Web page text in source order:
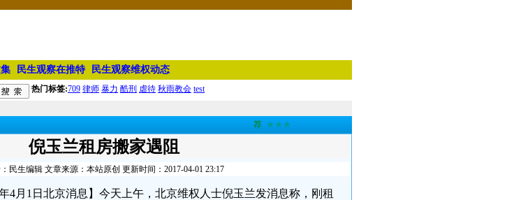
民生观察在推特 民生观察维权动态
热门标签:709 律师 暴力 酷刑 虐待 秋雨教会 test
荐 ★★★
倪玉兰租房搬家遇阻
民生编辑 文章来源：本站原创 更新时间：2017-04-01 23:17
4月1日北京消息】今天上午，北京维权人士倪玉兰发消息称，刚租